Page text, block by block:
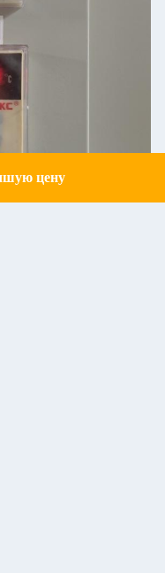
цену
Get a Quote